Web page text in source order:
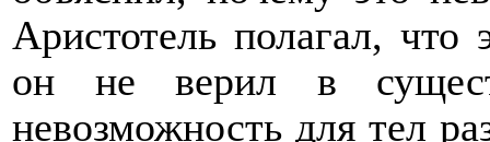
Аристотель полагал,
он не верил в
невозможность для тел